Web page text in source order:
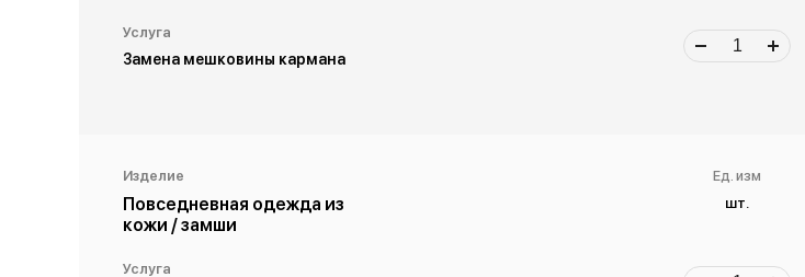
Услуга
Замена мешковины кармана
Изделие
Повседневная одежда из
кожи / замши
Услуга
Ед. изм
шт.